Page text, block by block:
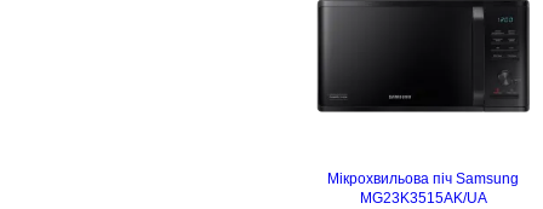
Мікрохвильова піч Samsung
MG23K3515AK/UA